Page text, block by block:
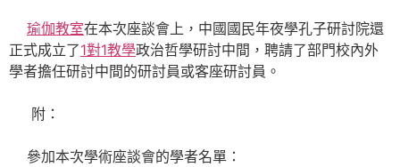
瑜伽教室在本次座談會上，中國國民年夜學孔子研討院還
正式成立了1對1教學政治哲學研討中間，聘請了部門校內外
學者擔任研討中間的研討員或客座研討員。
附：
參加本次學術座談會的學者名單：